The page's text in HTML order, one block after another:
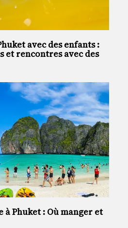
avec des enfants :
et rencontres avec des
à Phuket : Où manger et